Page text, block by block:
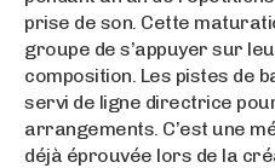
prise de son. Cette
groupe de s’appuyer sur
composition. Les pistes de
servi de ligne directrice
arrangements. C’est une
déjà éprouvée lors de la